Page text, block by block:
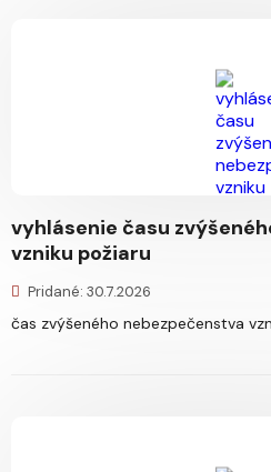
vyhlásenie času
vzniku požiaru
Pridané: 30.7.2026
čas zvýšeného nebezpečenstva